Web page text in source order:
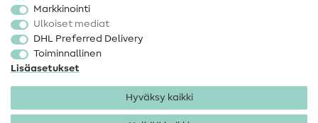
Ompelutarvikkeet
Ale
Markkinointi
Ulkoiset mediat
DHL Preferred Delivery
Toiminnallinen
Lisäasetukset
Hyväksy kaikki